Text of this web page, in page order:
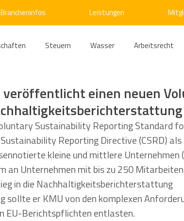
Brancheninfos Leistungen
Steuern Wasser Arbeitsrecht
Kälte Verkehr Entsorgung/Abfall
Europarecht Wirtschafts- und
E-Mobilität Verwaltungsrecht
veröffentlicht einen neuen
Sustainability Reporting Standard
Reporting Directive (CSRD)
kleine und mittlere Unternehmen
an Unternehmen mit bis zu 250
in die Nachhaltigkeitsberichterstattung
sollte er KMU von den komplexen
EU-Berichtspflichten entlasten.